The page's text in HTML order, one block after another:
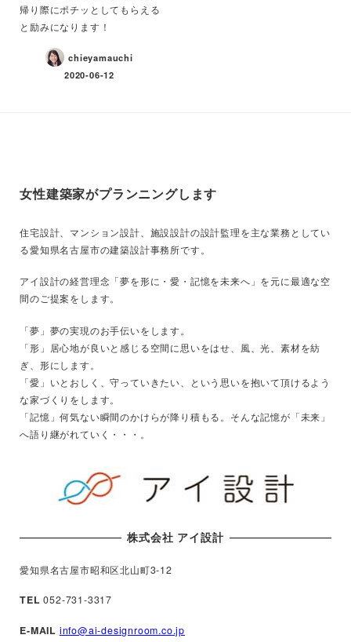
帰り際にポチッとしてもらえる
と励みになります！
chieyamauchi
2020-06-12
女性建築家がプランニングします
住宅設計、マンション設計、施設設計の設計監理を主な業務としてい
る愛知県名古屋市の建築設計事務所です。
アイ設計の経営理念「夢を形に・愛・記憶を未来へ」を元に最適な空
間のご提案をします。
「夢」夢の実現のお手伝いをします。
「形」居心地が良いと感じる空間に思いをはせ、風、光、素材を紡
ぎ、形にします。
「愛」いとおしく、守っていきたい、という思いを抱いて頂けるよう
な家づくりをします。
「記憶」何気ない瞬間のかけらが降り積もる。そんな記憶が「未来」
へ語り継がれていく・・・。
株式会社 アイ設計
愛知県名古屋市昭和区北山町3-12
TEL 052-731-3317
E-MAIL info@ai-designroom.co.jp